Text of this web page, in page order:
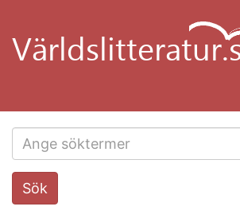
huvudinnehåll
Search
this
Sök